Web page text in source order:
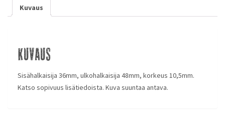
Kuvaus
Kuvaus
Sisähalkaisija 36mm, ulkohalkaisija 48mm, korkeus 10,5mm.
Katso sopivuus lisätiedoista. Kuva suuntaa antava.